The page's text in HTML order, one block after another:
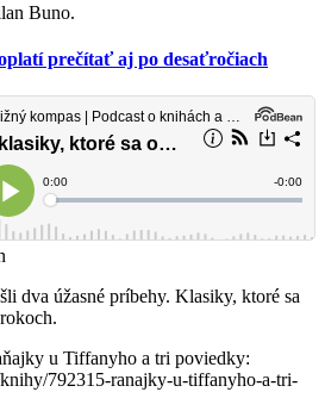
Buno.
prečítať aj po desaťročiach
dva úžasné príbehy. Klasiky, ktoré sa
u Tiffanyho a tri poviedky:
792315-ranajky-u-tiffanyho-a-tri-